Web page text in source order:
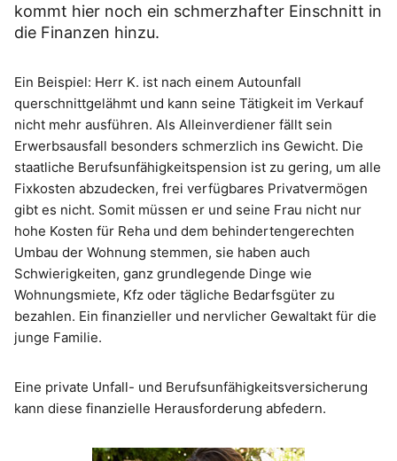
kommt hier noch ein schmerzhafter Einschnitt in
die Finanzen hinzu.
Ein Beispiel: Herr K. ist nach einem Autounfall
querschnittgelähmt und kann seine Tätigkeit im Verkauf
nicht mehr ausführen. Als Alleinverdiener fällt sein
Erwerbsausfall besonders schmerzlich ins Gewicht. Die
staatliche Berufsunfähigkeitspension ist zu gering, um alle
Fixkosten abzudecken, frei verfügbares Privatvermögen
gibt es nicht. Somit müssen er und seine Frau nicht nur
hohe Kosten für Reha und dem behindertengerechten
Umbau der Wohnung stemmen, sie haben auch
Schwierigkeiten, ganz grundlegende Dinge wie
Wohnungsmiete, Kfz oder tägliche Bedarfsgüter zu
bezahlen. Ein finanzieller und nervlicher Gewaltakt für die
junge Familie.
Eine private Unfall- und Berufsunfähigkeitsversicherung
kann diese finanzielle Herausforderung abfedern.